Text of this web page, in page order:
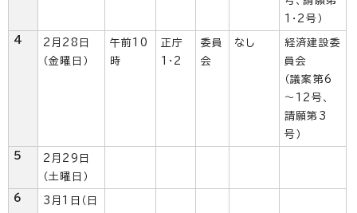
1・2号）
4
2月28日
（金曜日）
午前10
時
正庁
1・2
委員
会
なし
経済建設委
員会
（議案第6
～12号、
請願第3
号）
5
2月29日
（土曜日）
6
3月1日（日